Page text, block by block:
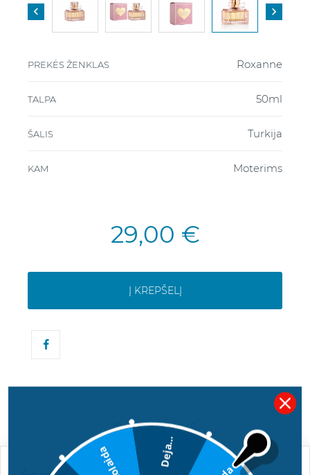
 
PREKĖS ŽENKLAS Roxanne
TALPA 50ml
ŠALIS Turkija
KAM Moterims
29,00 €
Į KREPŠELĮ
APRAŠYMAS
Deja...